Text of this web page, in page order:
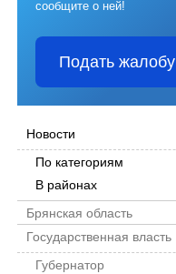
сообщите о ней!
Подать жалобу
Новости
По категориям
В районах
Брянская область
Государственная власть
Губернатор